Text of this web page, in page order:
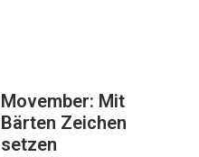
Movember: Mit
Bärten Zeichen
setzen